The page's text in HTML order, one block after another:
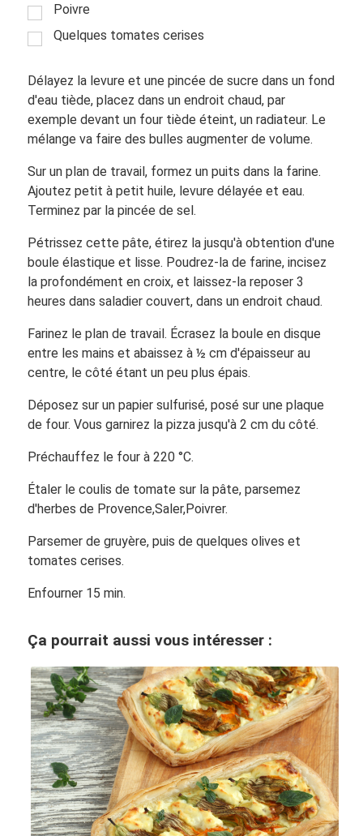
Poivre
Quelques tomates cerises
Délayez la levure et une pincée de sucre dans un fond
d'eau tiède, placez dans un endroit chaud, par
exemple devant un four tiède éteint, un radiateur. Le
mélange va faire des bulles augmenter de volume.
Sur un plan de travail, formez un puits dans la farine.
Ajoutez petit à petit huile, levure délayée et eau.
Terminez par la pincée de sel.
Pétrissez cette pâte, étirez la jusqu'à obtention d'une
boule élastique et lisse. Poudrez-la de farine, incisez
la profondément en croix, et laissez-la reposer 3
heures dans saladier couvert, dans un endroit chaud.
Farinez le plan de travail. Écrasez la boule en disque
entre les mains et abaissez à ½ cm d'épaisseur au
centre, le côté étant un peu plus épais.
Déposez sur un papier sulfurisé, posé sur une plaque
de four. Vous garnirez la pizza jusqu'à 2 cm du côté.
Préchauffez le four à 220 °C.
Étaler le coulis de tomate sur la pâte, parsemez
d'herbes de Provence,Saler,Poivrer.
Parsemer de gruyère, puis de quelques olives et
tomates cerises.
Enfourner 15 min.
Ça pourrait aussi vous intéresser :